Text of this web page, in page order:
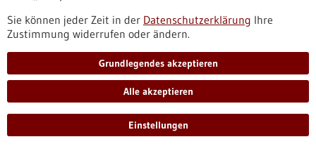
Pressemitteilung - 04.03.2021
Herzmuskelschäden bei Kindern früher
erkennen
Dr. Fabian von Scheidt, wissenschaftlicher Mitarbeiter des
Forschungsteams der Sektion Pädiatrische Kardiologie der
Klinik für Kinder- und Jugendmedizin des
Universitätsklinikums Ulm (UKU) hat den Wissenschaftspreis
2021 der Deutschen Gesellschaft für Pädiatrische Kardiologie
Sie können jeder Zeit in der Datenschutzerklärung Ihre
Zustimmung widerrufen oder ändern.
Grundlegendes akzeptieren
Alle akzeptieren
Einstellungen